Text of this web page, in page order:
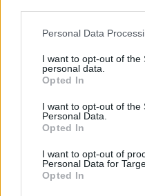
Personal Data
I want to opt-out of the
personal data.
Opted In
I want to opt-out of the
Personal Data.
Opted In
I want to opt-out of
Personal Data for
Opted In
Il Legnano
settimana del
contro la